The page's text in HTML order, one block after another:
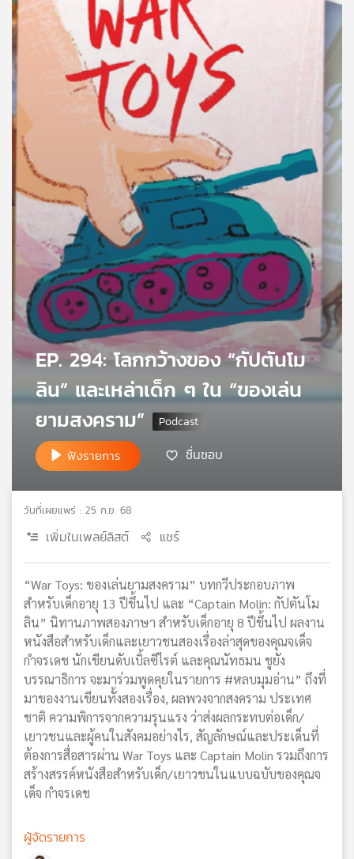
เพลง
บทความ
ข่าว
กิจกรรม
เกี่ยว
กับ
เครือ
ข่าย
แผนที่
วิทยุ
เครือ
EP. 294: โลกกว้างของ “กัปตันโม
ลิน” และเหล่าเด็ก ๆ ใน “ของเล่น
ยามสงคราม”
ฟังรายการ ชื่นชอบ
วันที่เผยแพร่ : 25 ก.ย. 68
เพิ่มในเพลย์ลิสต์ แชร์
“War Toys: ของเล่นยามสงคราม” บทกวีประกอบภาพ
สำหรับเด็กอายุ 13 ปีขึ้นไป และ “Captain Molin: กัปตันโม
ลิน” นิทานภาพสองภาษา สำหรับเด็กอายุ 8 ปีขึ้นไป ผลงาน
หนังสือสำหรับเด็กและเยาวชนสองเรื่องล่าสุดของคุณจเด็จ
กำจรเดช นักเขียนดับเบิ้ลซีไรต์ และคุณนัทธมน ชูยัง
บรรณาธิการ จะมาร่วมพูดคุยในรายการ #หลบมุมอ่าน” ถึงที่
มาของงานเขียนทั้งสองเรื่อง, ผลพวงจากสงคราม ประเทศ
ชาติ ความพิการจากความรุนแรง ว่าส่งผลกระทบต่อเด็ก/
เยาวชนและผู้คนในสังคมอย่างไร, สัญลักษณ์และประเด็นที่
ต้องการสื่อสารผ่าน War Toys และ Captain Molin รวมถึงการ
สร้างสรรค์หนังสือสำหรับเด็ก/เยาวชนในแบบฉบับของคุณจ
เด็จ กำจรเดช
ผู้จัดรายการ